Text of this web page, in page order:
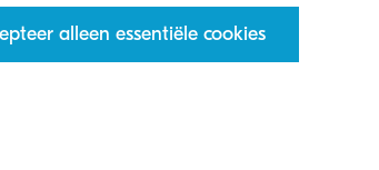
onze producten?
alleen essentiële cookies